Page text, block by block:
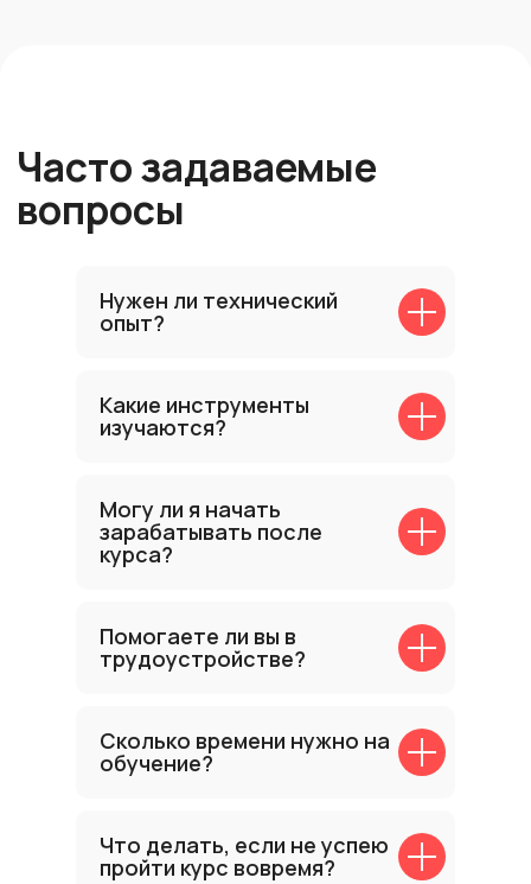
Нужен ли технический
опыт?
Какие инструменты
изучаются?
Могу ли я начать
зарабатывать после
курса?
Помогаете ли вы в
трудоустройстве?
Сколько времени нужно на
обучение?
Что делать, если не успею
пройти курс вовремя?